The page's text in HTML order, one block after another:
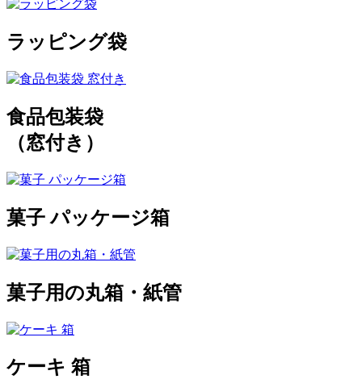
ラッピング袋
食品包装袋
（窓付き）
菓子 パッケージ箱
菓子用の丸箱・紙管
ケーキ 箱